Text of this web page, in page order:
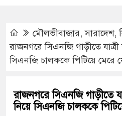
মৌলভীবাজার,সারাদেশ,
রাজনগরে সিএনজি গাড়ীতে
সিএনজি চালককে পিটিয়ে মেরে
রাজনগরে সিএনজি গাড়ীতে
নিয়ে সিএনজি চালককে